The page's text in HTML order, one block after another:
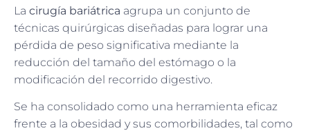
La cirugía bariátrica agrupa un conjunto de
técnicas quirúrgicas diseñadas para lograr una
pérdida de peso significativa mediante la
reducción del tamaño del estómago o la
modificación del recorrido digestivo.
Se ha consolidado como una herramienta eficaz
frente a la obesidad y sus comorbilidades, tal como